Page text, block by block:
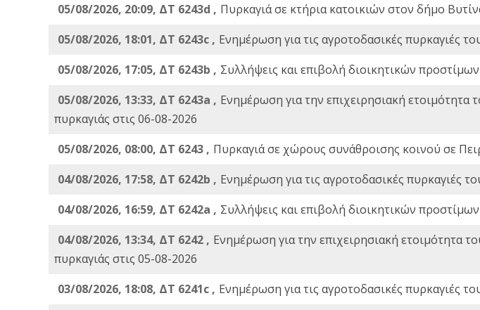
05/08/2026, 20:09, ΔΤ 6243d , Πυρκαγιά σε κτήρια κατοικιών στον δήμο
05/08/2026, 18:01, ΔΤ 6243c , Ενημέρωση για τις αγροτοδασικές πυρκαγιές
05/08/2026, 17:05, ΔΤ 6243b , Συλλήψεις και επιβολή διοικητικών
05/08/2026, 13:33, ΔΤ 6243a , Ενημέρωση για την επιχειρησιακή
πυρκαγιάς στις 06-08-2026
05/08/2026, 08:00, ΔΤ 6243 , Πυρκαγιά σε χώρους συνάθροισης κοινού σε
04/08/2026, 17:58, ΔΤ 6242b , Ενημέρωση για τις αγροτοδασικές πυρκαγιές
04/08/2026, 16:59, ΔΤ 6242a , Συλλήψεις και επιβολή διοικητικών
04/08/2026, 13:34, ΔΤ 6242 , Ενημέρωση για την επιχειρησιακή
πυρκαγιάς στις 05-08-2026
03/08/2026, 18:08, ΔΤ 6241c , Ενημέρωση για τις αγροτοδασικές πυρκαγιές